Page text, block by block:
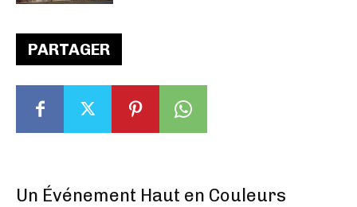
PARTAGER
Un Événement Haut en Couleurs